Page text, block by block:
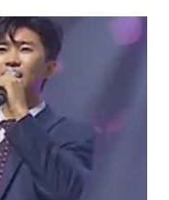
my son has
am better looking 고사